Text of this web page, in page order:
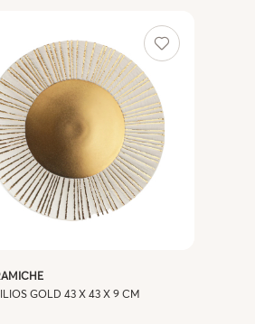
GOLD 43 X 43 X 9 СМ